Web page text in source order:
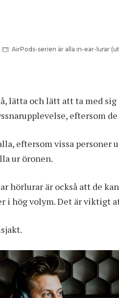
AirPods-serien är alla in-ear-lurar
lätta och lätt att ta med
eftersom
eftersom vissa personer
ur öronen.
hörlurar är också att de
i hög volym. Det är viktigt
.